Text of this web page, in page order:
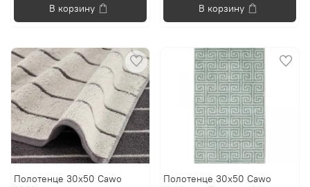
В корзину В корзину
Полотенце 30х50 Cawo
Полотенце 30х50 Cawo